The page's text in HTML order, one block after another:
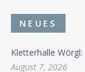
NEUES
Kletterhalle
August 7, 2026